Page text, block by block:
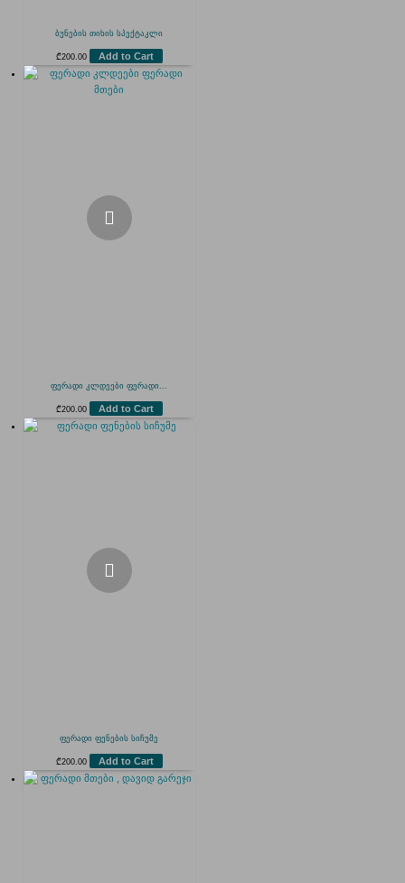
ბუნების თიხის სპექტაკლი
₾200.00 Add to Cart
ფერადი კლდეები ფერადი...
₾200.00 Add to Cart
ფერადი ფენების სიჩუმე
₾200.00 Add to Cart